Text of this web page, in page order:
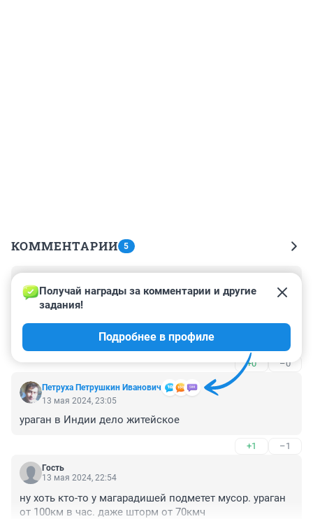
КОММЕНТАРИИ 5
14 мая 2024, 07:50
Понаставили щитов да незакреплённых конструкций.
Мэру дали денег, вот он и закрыл глаза. Срочно
нужно проверить мэра и его помощников.
+0 –0
Петруха Петрушкин Иванович
Получай награды за комментарии и другие
задания!
Подробнее в профиле
13 мая 2024, 23:05
ураган в Индии дело житейское
+1 –1
Гость
13 мая 2024, 22:54
ну хоть кто-то у магарадишей подметет мусор. ураган
от 100км в час. даже шторм от 70кмч